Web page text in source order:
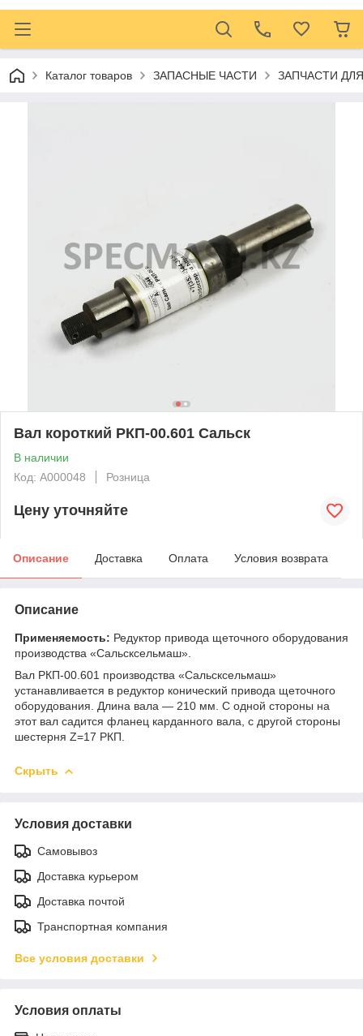
Каталог товаров ЗАПАСНЫЕ ЧАСТИ ЗАПЧАСТИ
Вал короткий РКП-00.601 Сальск
В наличии
Код: А000048
Розница
Цену уточняйте
Описание Доставка Оплата Условия возврата
Описание
Применяемость: Редуктор привода щеточного оборудования
производства «Сальсксельмаш».
Вал РКП-00.601 производства «Сальсксельмаш»
устанавливается в редуктор конический привода щеточного
оборудования. Длина вала — 210 мм. С одной стороны на
этот вал садится фланец карданного вала, с другой стороны
шестерня Z=17 РКП.
Скрыть
Условия доставки
Самовывоз
Доставка курьером
Доставка почтой
Транспортная компания
Все условия доставки
Условия оплаты